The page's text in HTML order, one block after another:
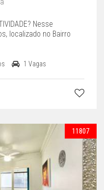
Nesse
localizado no Bairro
1 Vagas
11807